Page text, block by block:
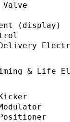
Valve
(display)
Delivery
& Life
(